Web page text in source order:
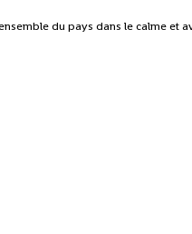
du pays dans le calme et